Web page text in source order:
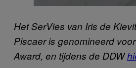
Het SerVies van Iris de
Piscaer is genomineerd
Award, en tijdens de DDW